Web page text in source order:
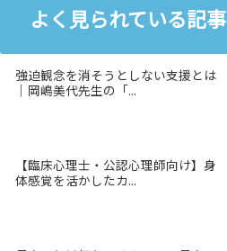
よく見られている記事
強迫観念を消そうとしない支援とは
｜岡嶋美代先生の「...
【臨床心理士・公認心理師向け】身
体感覚を活かしたカ...